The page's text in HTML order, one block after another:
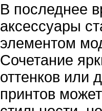
В последнее
аксессуары
элементом
Сочетание
оттенков или
принтов